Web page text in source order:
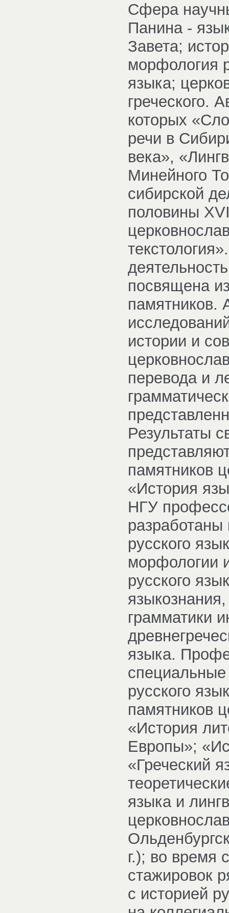
Сфера
Панина -
Завета;
морфология
языка;
греческого.
которых
речи в
века»,
Минейного
сибирской
половины
посвящена
памятников.
истории и
перевода и
Результаты
памятников
«История
НГУ
русского
морфологии
русского
грамматики
языка.
специальные
русского
памятников
«История
Европы»;
«Греческий
языка и
г.); во время
стажировок
с историей